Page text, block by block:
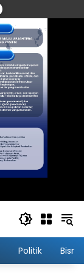
Politik